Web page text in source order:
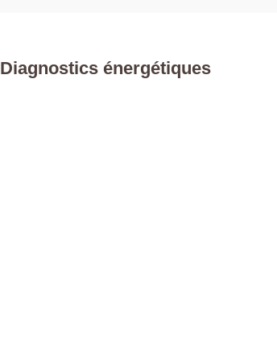
Diagnostics énergétiques